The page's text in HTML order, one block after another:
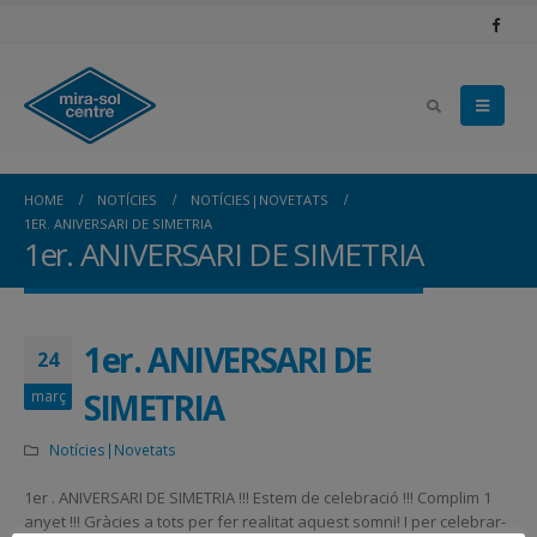
HOME NOTÍCIES
NOTÍCIES|NOVETATS
1ER. ANIVERSARI DE SIMETRIA
1er. ANIVERSARI DE SIMETRIA
24
març
1er. ANIVERSARI DE
SIMETRIA
Notícies|Novetats
1er . ANIVERSARI DE SIMETRIA !!! Estem de celebració !!! Complim 1
anyet !!! Gràcies a tots per fer realitat aquest somni! I per celebrar-